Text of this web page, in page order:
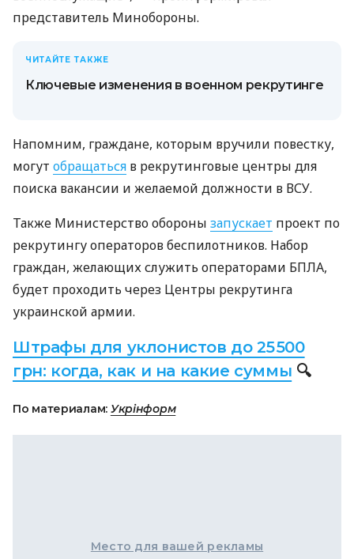
представитель Минобороны.
ЧИТАЙТЕ ТАКЖЕ
Ключевые изменения в военном рекрутинге
Напомним, граждане, которым вручили повестку,
могут обращаться в рекрутинговые центры для
поиска вакансии и желаемой должности в ВСУ.
Также Министерство обороны запускает проект по
рекрутингу операторов беспилотников. Набор
граждан, желающих служить операторами БПЛА,
будет проходить через Центры рекрутинга
украинской армии.
Штрафы для уклонистов до 25 500
грн: когда, как и на какие суммы 🔍
По материалам: Укрінформ
Место для вашей рекламы